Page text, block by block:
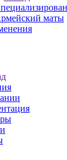
маты